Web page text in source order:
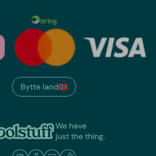
We have
just the thing.
Bytte land